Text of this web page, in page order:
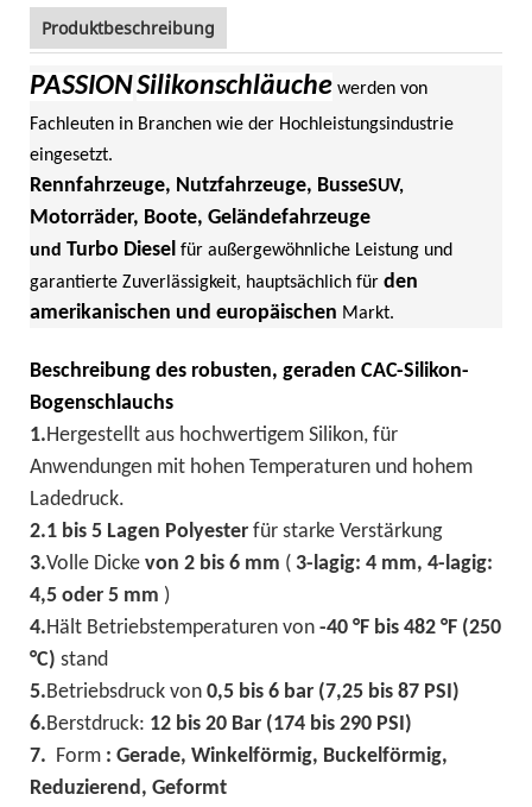
Produktbeschreibung
PASSIONSilikonschläuche werden von
Fachleuten in Branchen wie der Hochleistungsindustrie
eingesetzt.
Rennfahrzeuge, Nutzfahrzeuge, BusseSUV,
Motorräder, Boote, Geländefahrzeuge
und Turbo Diesel für außergewöhnliche Leistung und
garantierte Zuverlässigkeit, hauptsächlich für den
amerikanischen und europäischen Markt.
Beschreibung des robusten, geraden CAC-Silikon-
Bogenschlauchs
1.Hergestellt aus hochwertigem Silikon, für
Anwendungen mit hohen Temperaturen und hohem
Ladedruck.
2.1 bis 5 Lagen Polyester für starke Verstärkung
3.Volle Dicke von 2 bis 6 mm ( 3-lagig: 4 mm, 4-lagig:
4,5 oder 5 mm )
4.Hält Betriebstemperaturen von -40 °F bis 482 °F (250
°C) stand
5.Betriebsdruck von 0,5 bis 6 bar (7,25 bis 87 PSI)
6.Berstdruck: 12 bis 20 Bar (174 bis 290 PSI)
7. Form : Gerade, Winkelförmig, Buckelförmig,
Reduzierend, Geformt